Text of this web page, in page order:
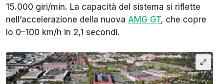
15.000 giri/min. La capacità del sistema si riflette
nell’accelerazione della nuova AMG GT, che copre
lo 0–100 km/h in 2,1 secondi.